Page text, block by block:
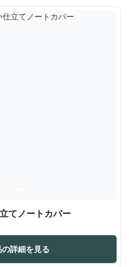
てノートカバー
詳細を見る